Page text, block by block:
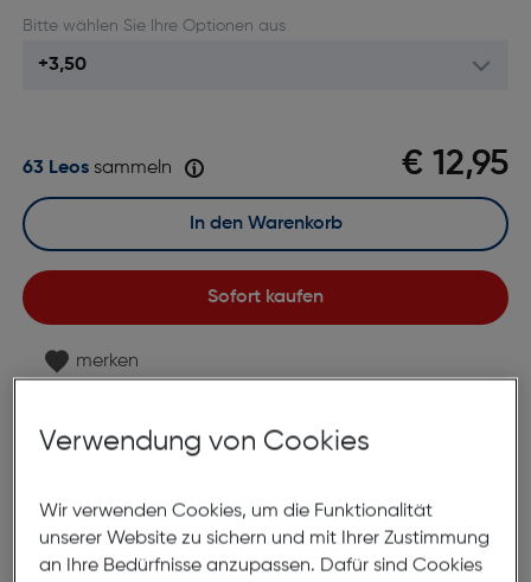
Bitte wählen Sie Ihre Optionen aus
€ 12,95
63 Leossammeln
Sofort kaufen
In den Warenkorb
merken
Nach Hause liefern
Produktbeschreibung
Verwendung von Cookies
Wir verwenden Cookies, um die Funktionalität
unserer Website zu sichern und mit Ihrer Zustimmung
an Ihre Bedürfnisse anzupassen. Dafür sind Cookies